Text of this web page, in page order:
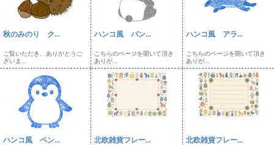
秋のみのり ク...
ご覧いただき、ありがとうご
ざいま...
ハンコ風 パン...
こちらのページを開いて頂き
ありが...
ハンコ風 アラ...
こちらのページを開いて頂き
ありが...
ハンコ風 ペン... 北欧雑貨フレー... 北欧雑貨フレー...